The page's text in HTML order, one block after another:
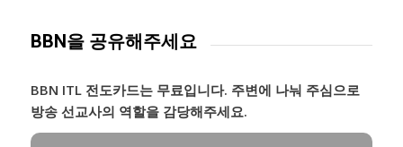
BBN을 공유해주세요
BBN ITL 전도카드는 무료입니다. 주변에 나눠 주심으로
방송 선교사의 역할을 감당해주세요.